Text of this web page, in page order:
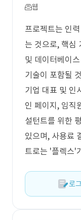
웹
프로젝트는 인
는 것으로, 핵심
및 데이터베이
기술이 포함될
기업 대표 및 인
인 페이지, 임직
설턴트를 위한
있으며, 사용료
트로는 '플렉스'
로